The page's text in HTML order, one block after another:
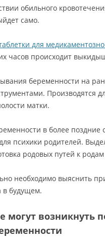
обильного
само.
для
часов происходит
беременности на
Производятся
матки.
в более поздние
психики родителей.
родовых путей к
необходимо выяснить
в будущем.
могут возникнуть